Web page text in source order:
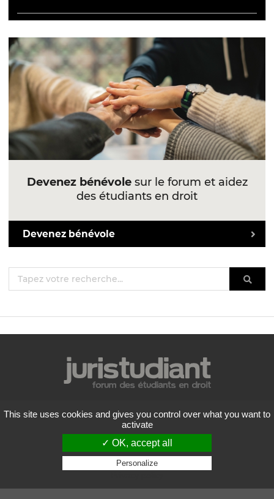
Devenez bénévolesur le forum et aidez
des étudiants en droit
Devenez bénévole
Mentions légales
Politique de confidentialité
Conditions générales d'utilisation
Liste des forums
Contactez-nous
Copyright
2026 Juristudiant.com - Tous droits réservés
This site uses cookies and gives you control over what you want to
activate
✓ OK, accept all
Personalize